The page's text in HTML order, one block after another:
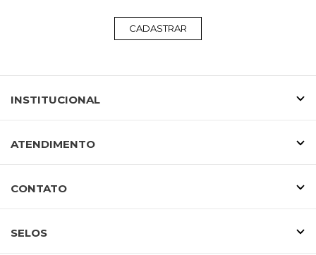
CADASTRAR
INSTITUCIONAL
ATENDIMENTO
CONTATO
SELOS